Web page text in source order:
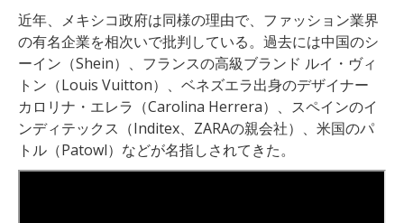
近年、メキシコ政府は同様の理由で、ファッション業界
の有名企業を相次いで批判している。過去には中国のシ
ーイン（Shein）、フランスの高級ブランド ルイ・ヴィ
トン（Louis Vuitton）、ベネズエラ出身のデザイナー
カロリナ・エレラ（Carolina Herrera）、スペインのイ
ンディテックス（Inditex、ZARAの親会社）、米国のパ
トル（Patowl）などが名指しされてきた。